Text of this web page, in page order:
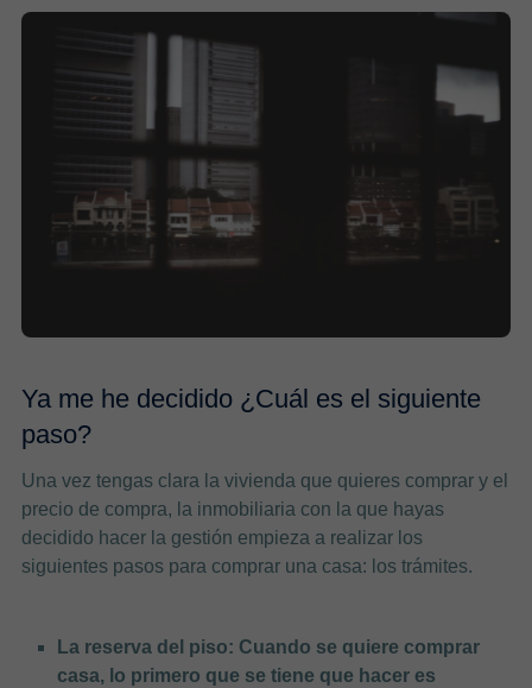
Ya me he decidido ¿Cuál es el siguiente
paso?
Una vez tengas clara la vivienda que quieres comprar y el
precio de compra, la inmobiliaria con la que hayas
decidido hacer la gestión empieza a realizar los
siguientes pasos para comprar una casa: los trámites.
La reserva del piso: Cuando se quiere comprar
casa, lo primero que se tiene que hacer es